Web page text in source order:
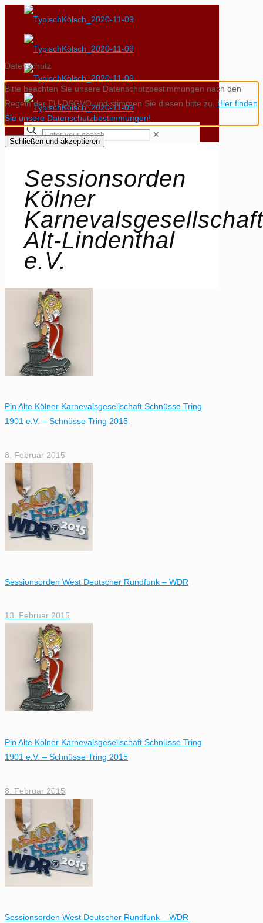
✕
Sessionsorden
Kölner
Karnevalsgesellschaft
Alt-Lindenthal
e.V.
Pin Alte Kölner Karnevalsgesellschaft Schnüsse Tring
1901 e.V. – Schnüsse Tring 2015
8. Februar 2015
Sessionsorden West Deutscher Rundfunk – WDR
13. Februar 2015
Pin Alte Kölner Karnevalsgesellschaft Schnüsse Tring
1901 e.V. – Schnüsse Tring 2015
8. Februar 2015
Sessionsorden West Deutscher Rundfunk – WDR
Datenschutz
Bitte beachten Sie unsere Datenschutzbestimmungen nach den
Regeln der EU-DSGVO und stimmen Sie diesen bitte zu. Hier finden
Sie unsere Datenschutzbestimmungen!
Schließen und akzeptieren